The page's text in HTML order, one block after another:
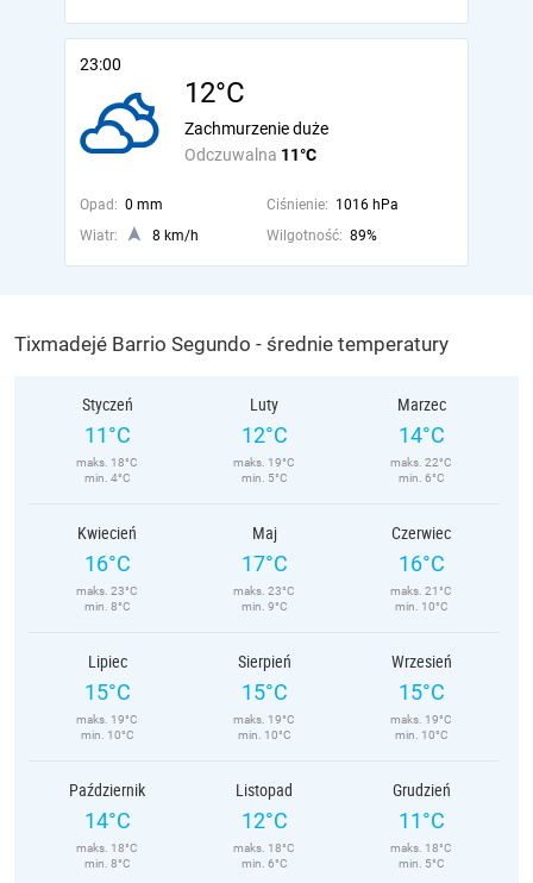
23:00
12°C
Odczuwalna 11°C
Zachmurzenie duże
Opad: 0 mm Ciśnienie: 1016 hPa
Wiatr:
8 km/h Wilgotność: 89%
Tixmadejé Barrio Segundo - średnie temperatury
Styczeń
11°C
maks. 18°C
min. 4°C
Luty
12°C
maks. 19°C
min. 5°C
Marzec
14°C
maks. 22°C
min. 6°C
Kwiecień
16°C
maks. 23°C
min. 8°C
Maj
17°C
maks. 23°C
min. 9°C
Czerwiec
16°C
maks. 21°C
min. 10°C
Lipiec
15°C
maks. 19°C
min. 10°C
Sierpień
15°C
maks. 19°C
min. 10°C
Wrzesień
15°C
maks. 19°C
min. 10°C
Październik
14°C
maks. 18°C
min. 8°C
Listopad
12°C
maks. 18°C
min. 6°C
Grudzień
11°C
maks. 18°C
min. 5°C